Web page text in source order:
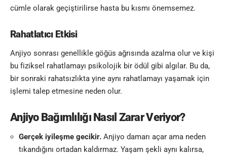
cümle olarak geçiştirilirse hasta bu kısmı önemsemez.
Rahatlatıcı Etkisi
Anjiyo sonrası genellikle göğüs ağrısında azalma olur ve kişi
bu fiziksel rahatlamayı psikolojik bir ödül gibi algılar. Bu da,
bir sonraki rahatsızlıkta yine aynı rahatlamayı yaşamak için
işlemi talep etmesine neden olur.
Anjiyo BağımlılığıNasıl Zarar Veriyor?
Gerçek iyileşme gecikir. Anjiyo damarı açar ama neden
tıkandığını ortadan kaldırmaz. Yaşam şekli aynı kalırsa,